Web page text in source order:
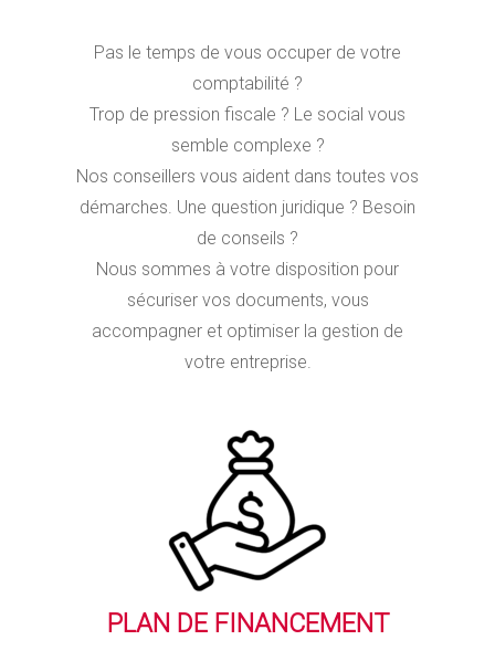
Pas le temps de vous occuper de votre
comptabilité ?
Trop de pression fiscale ? Le social vous
semble complexe ?
Nos conseillers vous aident dans toutes vos
démarches. Une question juridique ? Besoin
de conseils ?
Nous sommes à votre disposition pour
sécuriser vos documents, vous
accompagner et optimiser la gestion de
votre entreprise.
PLAN DE FINANCEMENT